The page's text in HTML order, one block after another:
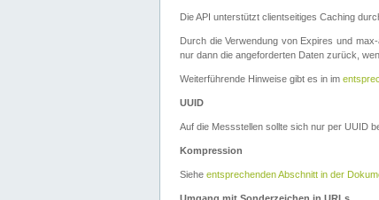
Die API unterstützt clientseitiges Caching
Durch die Verwendung von Expires und
nur dann die angeforderten Daten zurück,
Weiterführende Hinweise gibt es in im
UUID
Auf die Messstellen sollte sich nur per UUID
Kompression
Siehe entsprechenden Abschnitt in der